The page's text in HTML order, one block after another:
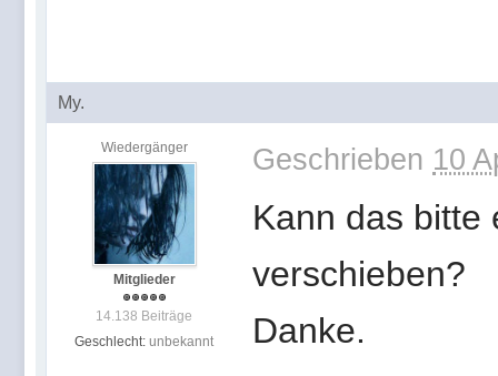
My.
Wiedergänger
Mitglieder
14.138 Beiträge
Geschlecht: unbekannt
Geschrieben 10
Kann das bitte
verschieben?
Danke.